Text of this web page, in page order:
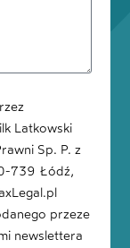
Latkowski
Sp. P. z
739 Łódź,
przeze
newslettera